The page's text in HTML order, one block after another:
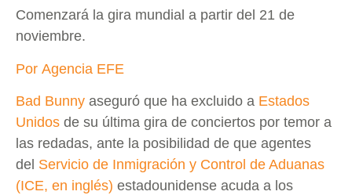
Comenzará la gira mundial a partir del 21 de
noviembre.
Por Agencia EFE
Bad Bunny aseguró que ha excluido a Estados
Unidos de su última gira de conciertos por temor a
las redadas, ante la posibilidad de que agentes
del Servicio de Inmigración y Control de Aduanas
(ICE, en inglés) estadounidense acuda a los